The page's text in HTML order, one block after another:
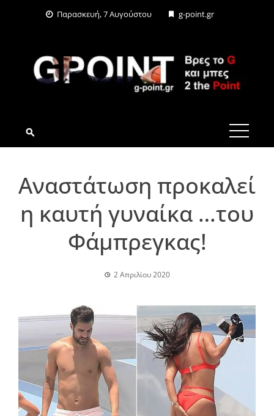
Παρασκευή, 7 Αυγούστου g-point.gr
G-POINT.GR
Αναστάτωση προκαλεί
η καυτή γυναίκα …του
Φάμπρεγκας!
2 Απριλίου 2020